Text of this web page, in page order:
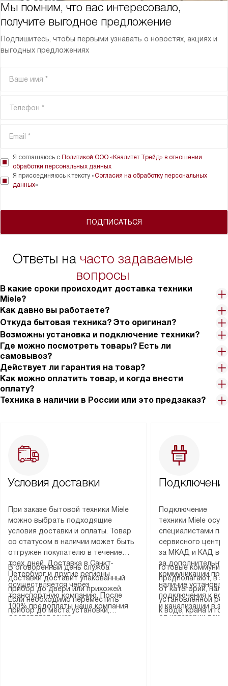
Мы помним, что вас интересовало,
получите выгодное предложение
Подпишитесь, чтобы первыми узнавать о новостях, акциях и
выгодных предложениях
ПОДПИСАТЬСЯ
Я соглашаюсь с Политикой ООО «Квалитет Трейд» в отношении
обработки персональных данных
Я присоединяюсь к тексту «Согласия на обработку персональных
данных»
Ответы на часто задаваемые
вопросы
В какие сроки происходит доставка техники
Miele?
Как давно вы работаете?
Откуда бытовая техника? Это оригинал?
Возможны установка и подключение техники?
Где можно посмотреть товары? Есть ли
самовывоз?
Действует ли гарантия на товар?
Как можно оплатить товар, и когда внести
оплату?
Техника в наличии в России или это предзаказ?
Условия доставки
При заказе бытовой техники Miele
можно выбрать подходящие
условия доставки и оплаты. Товар
со статусом в наличии может быть
отгружен покупателю в течение
трех дней. Доставка в Санкт-
Петербург и другие регионы
осуществляется через
транспортную компанию. После
100% предоплаты наша компания
доставляет заказ
В оговоренный день служба
доставки доставит упакованный
прибор до двери или прихожей.
Если необходимо переместить
прибор до места установки,
Подключение
техники Miele
специалистами
сервисного
за МКАД и КАД
за
коммуникации
наличие
подключения к
и канализации в
от категории
Готовые
предполагают, в
от категории,
установленной
к воде, крана и